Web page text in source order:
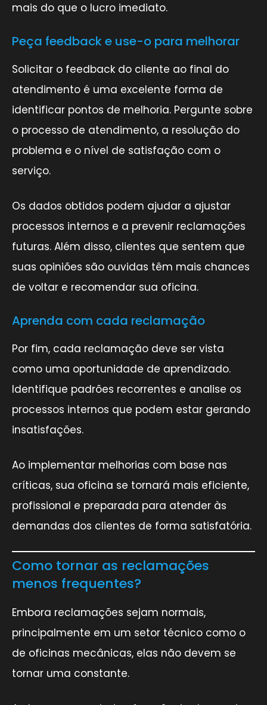
mais do que o lucro imediato.
Peça feedback e use-o para melhorar
Solicitar o feedback do cliente ao final do
atendimento é uma excelente forma de
identificar pontos de melhoria. Pergunte sobre
o processo de atendimento, a resolução do
problema e o nível de satisfação com o
serviço.
Os dados obtidos podem ajudar a ajustar
processos internos e a prevenir reclamações
futuras. Além disso, clientes que sentem que
suas opiniões são ouvidas têm mais chances
de voltar e recomendar sua oficina.
Aprenda com cada reclamação
Por fim, cada reclamação deve ser vista
como uma oportunidade de aprendizado.
Identifique padrões recorrentes e analise os
processos internos que podem estar gerando
insatisfações.
Ao implementar melhorias com base nas
críticas, sua oficina se tornará mais eficiente,
profissional e preparada para atender às
demandas dos clientes de forma satisfatória.
Como tornar as reclamações
menos frequentes?
Embora reclamações sejam normais,
principalmente em um setor técnico como o
de oficinas mecânicas, elas não devem se
tornar uma constante.